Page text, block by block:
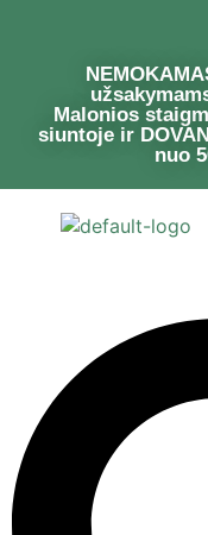
Malonios
siuntoje ir
nuo